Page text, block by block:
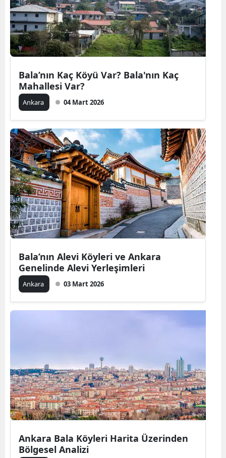
Bala’nın Kaç Köyü Var? Bala'nın Kaç
Mahallesi Var?
Ankara 04 Mart 2026
Bala’nın Alevi Köyleri ve Ankara
Genelinde Alevi Yerleşimleri
Ankara 03 Mart 2026
Ankara Bala Köyleri Harita Üzerinden
Bölgesel Analizi